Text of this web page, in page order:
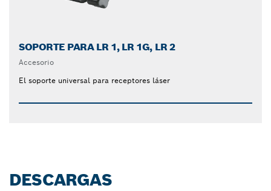
SOPORTE PARA LR 1, LR 1G, LR 2
Accesorio
El soporte universal para receptores láser
DESCARGAS